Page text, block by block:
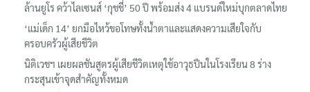
ล้านยูโร คว้าไลเซนส์ ‘กุชชี่’ 50 ปี พร้อมส่ง 4 แบรนด์ใหม่บุกตลาดไทย
‘แม่เด็ก 14’ ยกมือไหว้ขอโทษทั้งน้ำตาและแสดงความเสียใจกับ
ครอบครัวผู้เสียชีวิต
นิติเวชฯ เผยผลชันสูตรผู้เสียชีวิตเหตุใช้อาวุธปืนในโรงเรียน 8 ร่าง
กระสุนเข้าจุดสำคัญทั้งหมด